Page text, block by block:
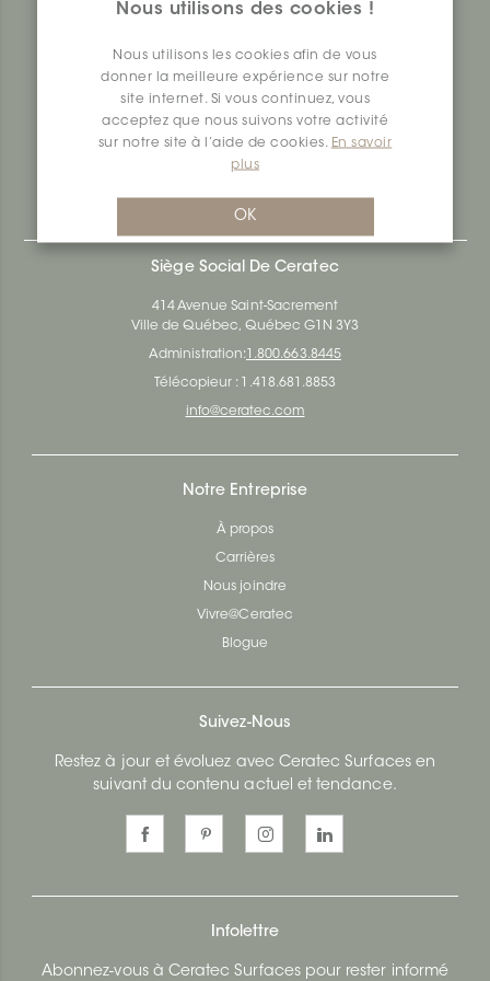
Nous utilisons des cookies !
Nous utilisons les cookies afin de vous
donner la meilleure expérience sur notre
site internet. Si vous continuez, vous
acceptez que nous suivons votre activité
sur notre site à l’aide de cookies. En savoir
plus
OK
tous les besoins d'architecture, de construction et de
design d'intérieur. Depuis 70 ans, nous nous investissons
dans la recherche, l’innovation, la durabilité, ainsi que la
responsabilité environnementale et sociale.
Ceratec Surfaces - Votre garantie d'expertise dans
commercial.
Siège Social De Ceratec
414 Avenue Saint-Sacrement
Ville de Québec, Québec G1N 3Y3
Administration: 1.800.663.8445
Télécopieur : 1.418.681.8853
info@ceratec.com
Notre Entreprise
À propos
Carrières
Nous joindre
Vivre@Ceratec
Blogue
Suivez-Nous
Restez à jour et évoluez avec Ceratec Surfaces en
suivant du contenu actuel et tendance.
Infolettre
Abonnez-vous à Ceratec Surfaces pour rester informé